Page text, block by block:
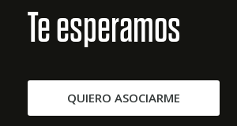
Te esperamos
QUIERO ASOCIARME